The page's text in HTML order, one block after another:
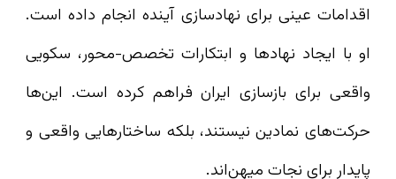
اقدامات عینی برای نهادسازی آینده انجام داده است.
او با ایجاد نهادها و ابتکارات تخصص‌-محور، سکویی
واقعی برای بازسازی ایران فراهم کرده است. این‌ها
حرکت‌های نمادین نیستند، بلکه ساختارهایی واقعی و
پایدار برای نجات میهن‌اند.